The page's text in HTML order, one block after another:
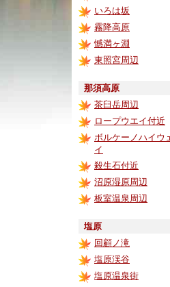
いろは坂
霧降高原
憾満ヶ淵
東照宮周辺
那須高原
茶臼岳周辺
ロープウエイ付近
ボルケーノハイウ
イ
殺生石付近
沼原湿原周辺
板室温泉周辺
塩原
回顧ノ滝
塩原渓谷
塩原温泉街